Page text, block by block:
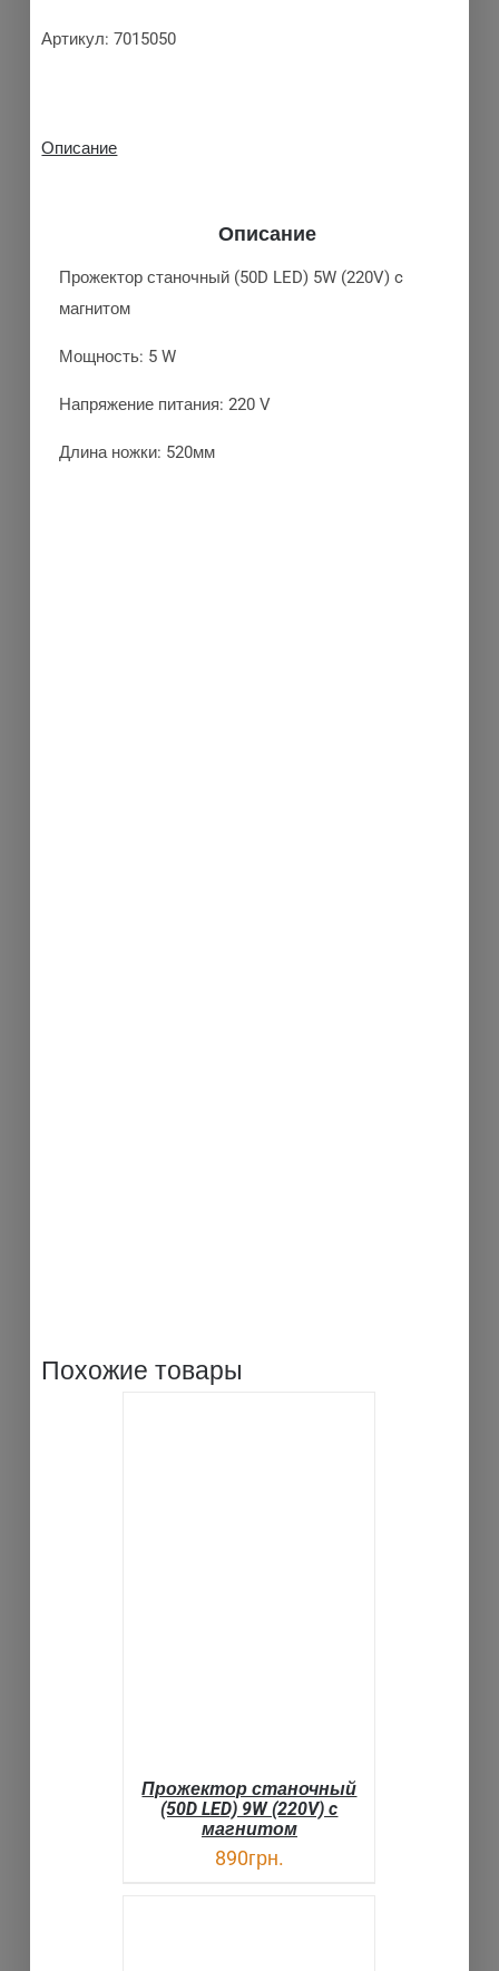
Артикул:7015050
Описание
Описание
Прожектор станочный (50D LED) 5W (220V) c
магнитом
Мощность: 5 W
Напряжение питания: 220 V
Длина ножки: 520мм
Похожие товары
Прожектор станочный
(50D LED) 9W (220V) c
магнитом
890грн.